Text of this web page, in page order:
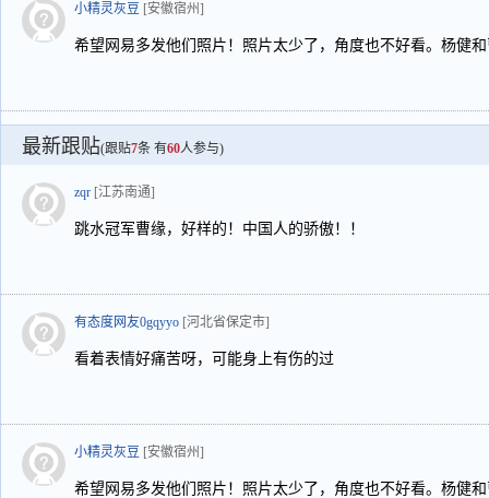
小精灵灰豆 [安徽宿州]
希望网易多发他们照片！照片太少了，角度也不好看。杨健
最新跟贴(跟贴7条 有60人参与)
zqr [江苏南通]
跳水冠军曹缘，好样的！中国人的骄傲！！
有态度网友0gqyyo [河北省保定市]
看着表情好痛苦呀，可能身上有伤的过
小精灵灰豆 [安徽宿州]
希望网易多发他们照片！照片太少了，角度也不好看。杨健